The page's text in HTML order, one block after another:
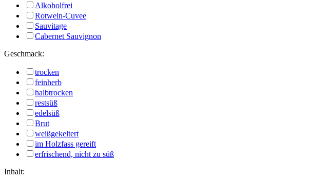
Alkoholfrei
Rotwein-Cuvee
Sauvitage
Cabernet Sauvignon
Geschmack:
trocken
feinherb
halbtrocken
restsüß
edelsüß
Brut
weißgekeltert
im Holzfass gereift
erfrischend, nicht zu süß
Inhalt: